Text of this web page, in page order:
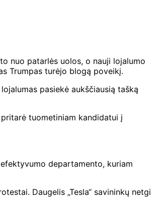
nuo patarlės uolos, o nauji lojalumo
Trumpas turėjo blogą poveikį.
pasiekė aukščiausią tašką
tuometiniam kandidatui į
departamento, kuriam
Daugelis „Tesla“ savininkų netgi